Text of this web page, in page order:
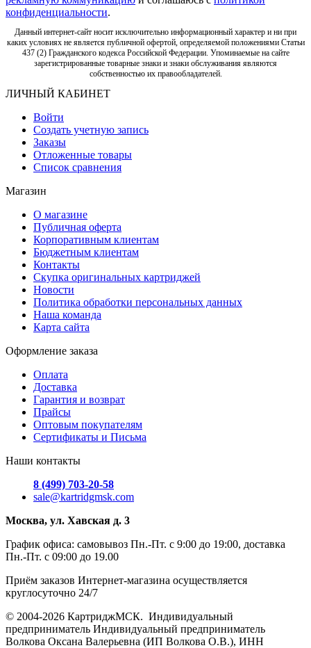
конфиденциальности.
Данный интернет-сайт носит исключительно информационный характер и ни при
каких условиях не является публичной офертой, определяемой положениями Статьи
437 (2) Гражданского кодекса Российской Федерации. Упоминаемые на сайте
зарегистрированные товарные знаки и знаки обслуживания являются
собственностью их правообладателей.
ЛИЧНЫЙ КАБИНЕТ
Войти
Создать учетную запись
Заказы
Отложенные товары
Список сравнения
Магазин
О магазине
Публичная оферта
Корпоративным клиентам
Бюджетным клиентам
Контакты
Скупка оригинальных картриджей
Новости
Политика обработки персональных данных
Наша команда
Карта сайта
Оформление заказа
Оплата
Доставка
Гарантия и возврат
Прайсы
Оптовым покупателям
Сертификаты и Письма
Наши контакты
8 (499) 703-20-58
sale@kartridgmsk.com
Москва, ул. Хавская д. 3
График офиса: самовывоз Пн.-Пт. с 9:00 до 19:00, доставка
Пн.-Пт. с 09:00 до 19.00
Приём заказов Интернет-магазина осуществляется
круглосуточно 24/7
© 2004-2026 КартриджМСК. Индивидуальный
предприниматель Индивидуальный предприниматель
Волкова Оксана Валерьевна (ИП Волкова О.В.), ИНН